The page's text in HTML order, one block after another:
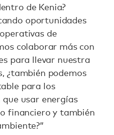
de Kenia?
oportunidades
de
colaborar más con
para llevar nuestra
¿también podemos
para los
usar energías
financiero y también